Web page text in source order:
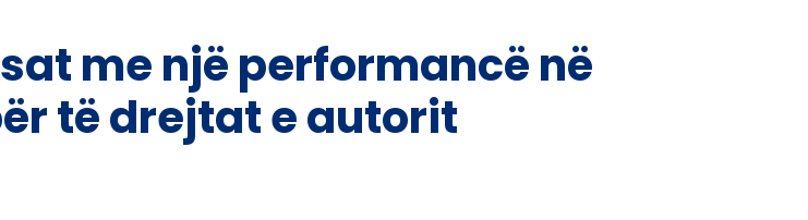
me një performancë në
të drejtat e autorit